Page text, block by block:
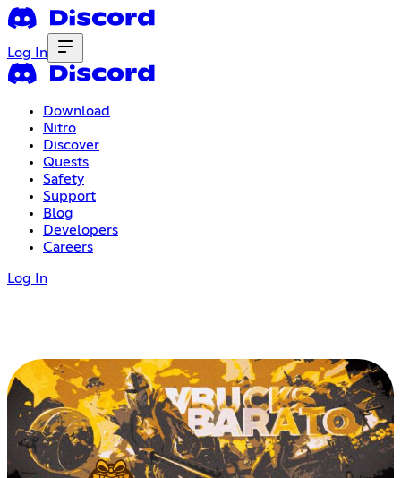
Log In
Download
Nitro
Discover
Quests
Safety
Support
Blog
Developers
Careers
Log In